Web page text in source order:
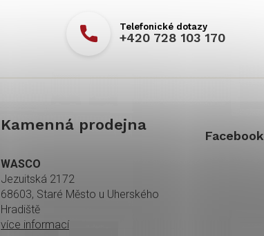
+420 728 103 170
Kamenná prodejna
WASCO
Jezuitská 2172
68603, Staré Město u Uherského
Hradiště
více informací
Facebook